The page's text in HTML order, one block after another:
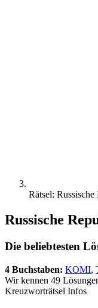
Rätsel:
Russische
Die beliebtesten
4 Buchstaben: KOMI,
Wir kennen 49
Kreuzworträtsel Infos